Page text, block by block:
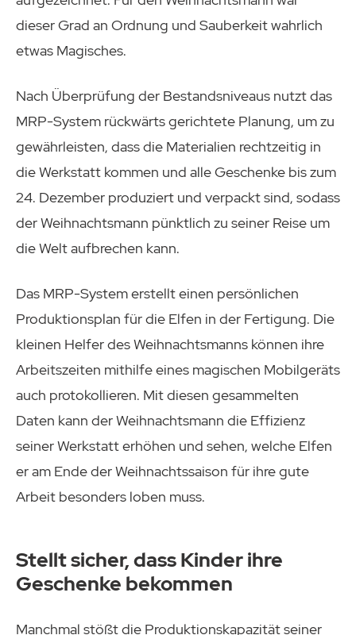
dieser Grad an Ordnung und Sauberkeit wahrlich
etwas Magisches.
Nach Überprüfung der Bestandsniveaus nutzt das
MRP-System rückwärts gerichtete Planung, um zu
gewährleisten, dass die Materialien rechtzeitig in
die Werkstatt kommen und alle Geschenke bis zum
24. Dezember produziert und verpackt sind, sodass
der Weihnachtsmann pünktlich zu seiner Reise um
die Welt aufbrechen kann.
Das MRP-System erstellt einen persönlichen
Produktionsplan für die Elfen in der Fertigung. Die
kleinen Helfer des Weihnachtsmanns können ihre
Arbeitszeiten mithilfe eines magischen Mobilgeräts
auch protokollieren. Mit diesen gesammelten
Daten kann der Weihnachtsmann die Effizienz
seiner Werkstatt erhöhen und sehen, welche Elfen
er am Ende der Weihnachtssaison für ihre gute
Arbeit besonders loben muss.
Stellt sicher, dass Kinder ihre
Geschenke bekommen
Manchmal stößt die Produktionskapazität seiner